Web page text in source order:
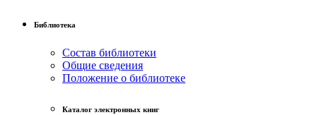
Библиотека
Состав библиотеки
Общие сведения
Положение о библиотеке
Каталог электронных книг